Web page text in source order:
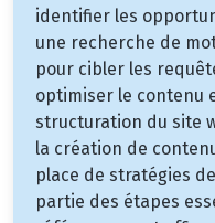
identifier les
une recherche de
pour cibler les
optimiser le contenu
structuration du site
la création de
place de stratégies
partie des étapes